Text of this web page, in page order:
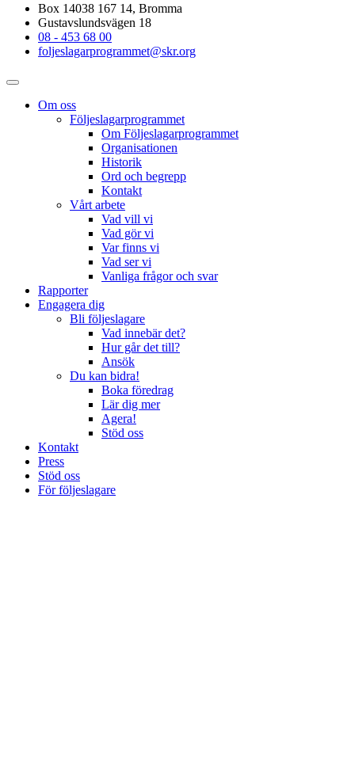
Box 14038 167 14, Bromma
Gustavslundsvägen 18
08 - 453 68 00
foljeslagarprogrammet@skr.org
Om oss
Följeslagarprogrammet
Om Följeslagarprogrammet
Organisationen
Historik
Ord och begrepp
Kontakt
Vårt arbete
Vad vill vi
Vad gör vi
Var finns vi
Vad ser vi
Vanliga frågor och svar
Rapporter
Engagera dig
Bli följeslagare
Vad innebär det?
Hur går det till?
Ansök
Du kan bidra!
Boka föredrag
Lär dig mer
Agera!
Stöd oss
Kontakt
Press
Stöd oss
För följeslagare